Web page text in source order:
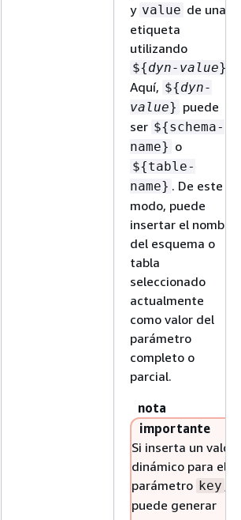
y value de una
etiqueta
utilizando
${dyn-value}
Aquí, ${dyn-
value} puede
ser ${schema-
name} o
${table-
name} . De este
modo, puede
insertar el nombre
del esquema o
tabla
seleccionado
actualmente
como valor del
parámetro
completo o
parcial.
nota
importante
Si inserta un valor
dinámico para el
parámetro key
puede generar